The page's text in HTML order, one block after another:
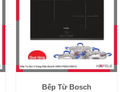
Bếp Từ Bosch